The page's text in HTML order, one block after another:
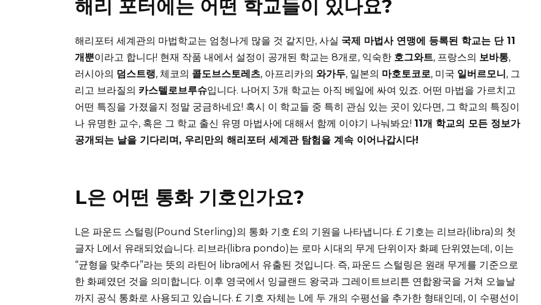
해리 포터에는 어떤 학교들이 있나요?
해리포터 세계관의 마법학교는 엄청나게 많을 것 같지만, 사실 국제 마법사 연맹에 등록된 학교는 단 11
개뿐이라고 합니다! 현재 작품 내에서 설정이 공개된 학교는 8개로, 익숙한 호그와트, 프랑스의 보바통,
러시아의 덤스트랭, 체코의 콜도브스토레츠, 아프리카의 와가두, 일본의 마호토코로, 미국 일버르모니 , 그
리고 브라질의 카스텔로브루슈입니다. 나머지 3개 학교는 아직 베일에 싸여 있죠. 어떤 마법을 가르치고
어떤 특징을 가졌을지 정말 궁금하네요! 혹시 이 학교들 중 특히 관심 있는 곳이 있다면, 그 학교의 특징이
나 유명한 교수, 혹은 그 학교 출신 유명 마법사에 대해서 함께 이야기 나눠봐요! 11개 학교의 모든 정보가
공개되는 날을 기다리며, 우리만의 해리포터 세계관 탐험을 계속 이어나갑시다!
L은 어떤 통화 기호인가요?
L은 파운드 스털링(Pound Sterling)의 통화 기호 £의 기원을 나타냅니다. £ 기호는 리브라(libra)의 첫
글자 L에서 유래되었습니다. 리브라(libra pondo)는 로마 시대의 무게 단위이자 화폐 단위였는데, 이는
“균형을 맞추다”라는 뜻의 라틴어 libra에서 유출된 것입니다. 즉, 파운드 스털링은 원래 무게를 기준으로
한 화폐였던 것을 의미합니다. 이후 영국에서 잉글랜드 왕국과 그레이트브리튼 연합왕국을 거쳐 오늘날
까지 공식 통화로 사용되고 있습니다. £ 기호 자체는 L에 두 개의 수평선을 추가한 형태인데, 이 수평선이